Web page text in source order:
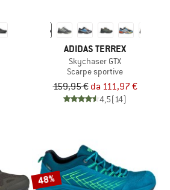
ADIDAS TERREX
Skychaser GTX
Scarpe sportive
159,95 € da 111,97 €
4,5(14)
48%